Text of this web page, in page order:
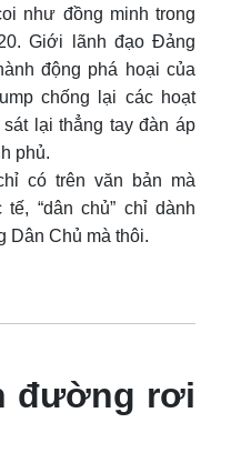
như đồng minh trong
Giới lãnh đạo Đảng
động phá hoại của
chống lại các hoạt
lại thẳng tay đàn áp
phủ.
có trên văn bản mà
tế, “dân chủ” chỉ dành
Dân Chủ mà thôi.
đường rơi